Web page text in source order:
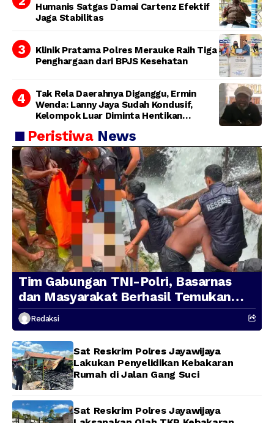
Humanis Satgas Damai Cartenz Efektif
Jaga Stabilitas
Klinik Pratama Polres Merauke Raih Tiga
Penghargaan dari BPJS Kesehatan
Tak Rela Daerahnya Diganggu, Ermin
Wenda: Lanny Jaya Sudah Kondusif,
Kelompok Luar Diminta Hentikan
Peristiwa News
Tim Gabungan TNI-Polri, Basarnas
dan Masyarakat Berhasil Temukan
Presenter TVRI Papua Barat yang
Hilang di Sungai Memti
Redaksi
Sat Reskrim Polres Jayawijaya
Lakukan Penyelidikan Kebakaran
Rumah di Jalan Gang Suci
Sat Reskrim Polres Jayawijaya